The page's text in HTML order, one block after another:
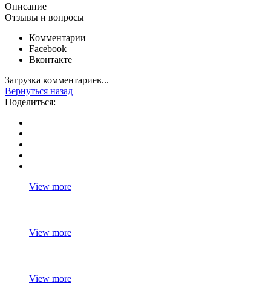
Описание
Отзывы и вопросы
Комментарии
Facebook
Вконтакте
Загрузка комментариев...
Вернуться назад
Поделиться:
View more
View more
View more